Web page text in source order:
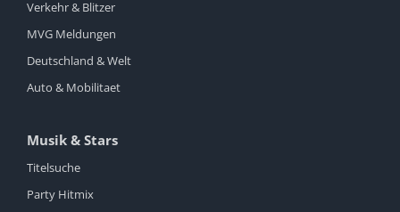
Verkehr & Blitzer
MVG Meldungen
Deutschland & Welt
Auto & Mobilitaet
Musik & Stars
Titelsuche
Party Hitmix